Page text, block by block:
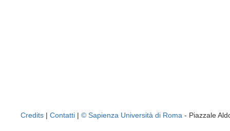
Credits | Contatti | © Sapienza Università di Roma - Piazzale